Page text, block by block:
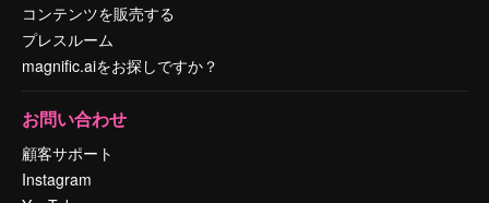
コンテンツを販売する
プレスルーム
magnific.aiをお探しですか？
お問い合わせ
顧客サポート
Instagram